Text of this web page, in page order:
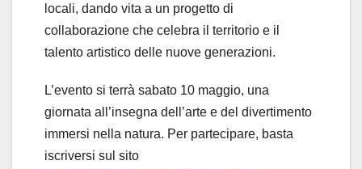
locali, dando vita a un progetto di
collaborazione che celebra il territorio e il
talento artistico delle nuove generazioni.
L’evento si terrà sabato 10 maggio, una
giornata all’insegna dell’arte e del divertimento
immersi nella natura. Per partecipare, basta
iscriversi sul sito